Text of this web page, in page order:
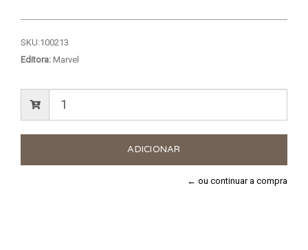
SKU:100213
Editora: Marvel
← ou continuar a compra